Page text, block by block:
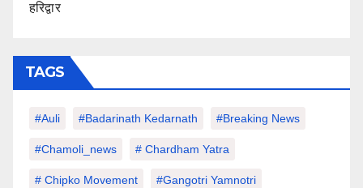
हरिद्वार
TAGS
#auli #Badarinath Kedarnath #Breaking News
#chamoli_news # Chardham Yatra
# Chipko Movement #Gangotri Yamnotri